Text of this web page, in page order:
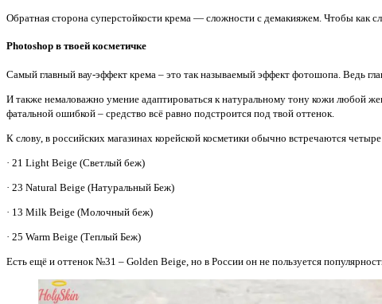
Обратная сторона суперстойкости крема — сложности с демакияжем. Чтобы как
Photoshop в твоей косметичке
Самый главный вау-эффект крема – это так называемый эффект фотошопа. Ведь
И также немаловажно умение адаптироваться к натуральному тону кожи любой
фатальной ошибкой – средство всё равно подстроится под твой оттенок.
К слову, в российских магазинах корейской косметики обычно встречаются
· 21 Light Beige (Светлый беж)
· 23 Natural Beige (Натуральный Беж)
· 13 Milk Beige (Молочный беж)
· 25 Warm Beige (Теплый Беж)
Есть ещё и оттенок №31 – Golden Beige, но в России он не пользуется